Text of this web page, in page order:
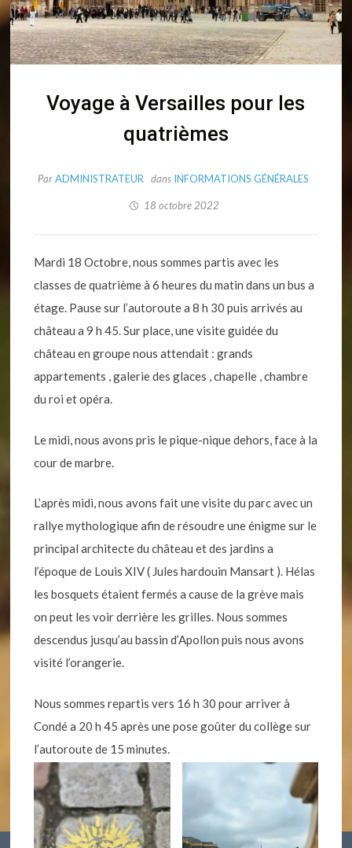
Voyage à Versailles pour les
quatrièmes
ParADMINISTRATEUR dans INFORMATIONS GÉNÉRALES
18 octobre 2022
Mardi 18 Octobre, nous sommes partis avec les
classes de quatrième à 6 heures du matin dans un bus a
étage. Pause sur l’autoroute a 8 h 30 puis arrivés au
château a 9 h 45. Sur place, une visite guidée du
château en groupe nous attendait : grands
appartements , galerie des glaces , chapelle , chambre
du roi et opéra.
Le midi, nous avons pris le pique-nique dehors, face à la
cour de marbre.
L’après midi, nous avons fait une visite du parc avec un
rallye mythologique afin de résoudre une énigme sur le
principal architecte du château et des jardins a
l’époque de Louis XIV ( Jules hardouin Mansart ). Hélas
les bosquets étaient fermés a cause de la grève mais
on peut les voir derrière les grilles. Nous sommes
descendus jusqu’au bassin d’Apollon puis nous avons
visité l’orangerie.
Nous sommes repartis vers 16 h 30 pour arriver à
Condé a 20 h 45 après une pose goûter du collège sur
l’autoroute de 15 minutes.